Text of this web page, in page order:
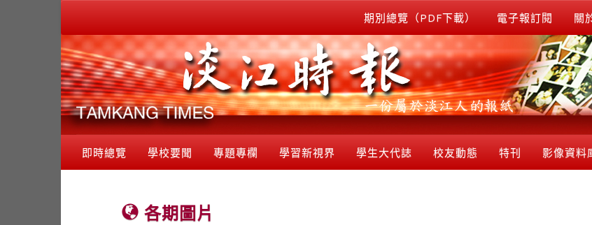
期別總覽（PDF下載） 電子報訂閱 關
即時總覽 學校要聞 專題專欄 學習新視界 學生大代誌 校友動態 特刊 影像資料
各期圖片